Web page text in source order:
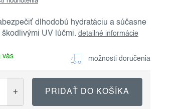
dlhodobú hydratáciu a súčasne
UV lúčmi. detailné informácie
možnosti doručenia
PRIDAŤ DO KOŠÍKA